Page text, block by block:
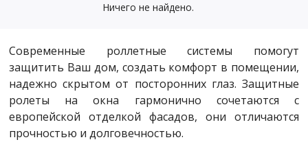
КОНТАКТЫ
Заказать звонок
Ничего не найдено.
Современные роллетные системы помогут
защитить Ваш дом, создать комфорт в помещении,
надежно скрытом от посторонних глаз. Защитные
ролеты на окна гармонично сочетаются с
европейской отделкой фасадов, они отличаются
прочностью и долговечностью.